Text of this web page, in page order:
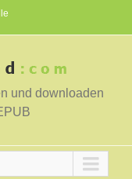
und downloaden